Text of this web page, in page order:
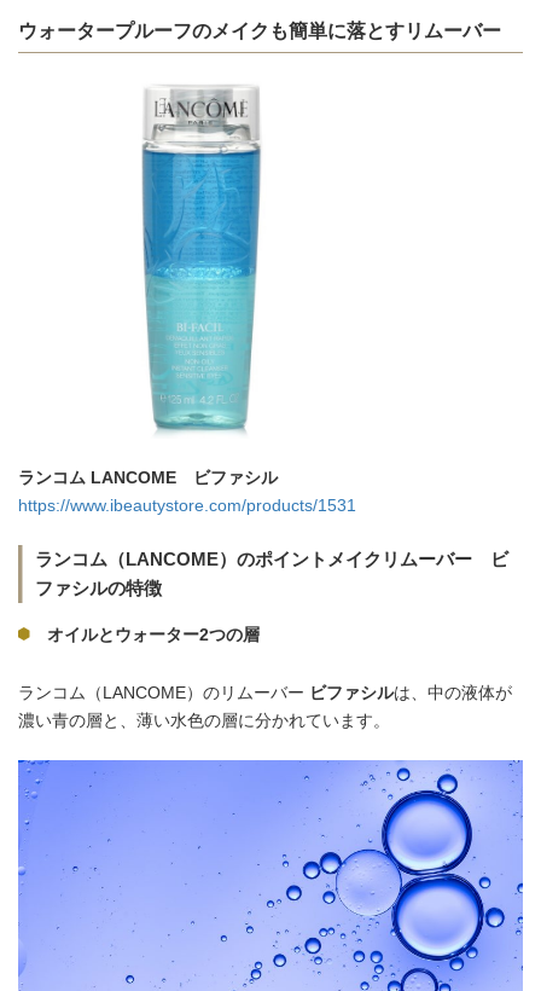
ウォータープルーフのメイクも簡単に落とすリムーバー
ランコム LANCOME ビファシル
https://www.ibeautystore.com/products/1531
ランコム（LANCOME）のポイントメイクリムーバー ビ
ファシルの特徴
オイルとウォーター2つの層
ランコム（LANCOME）のリムーバー ビファシルは、中の液体が
濃い青の層と、薄い水色の層に分かれています。